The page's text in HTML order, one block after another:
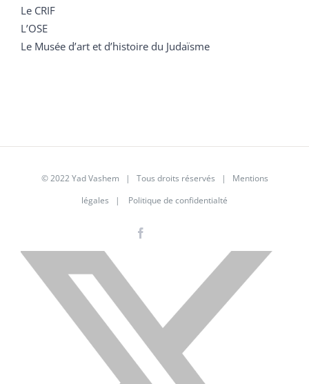
Le CRIF
L’OSE
Le Musée d’art et d’histoire du Judaïsme
© 2022 Yad Vashem | Tous droits réservés | Mentions
légales | Politique de confidentialté
X